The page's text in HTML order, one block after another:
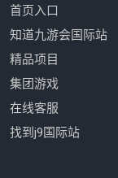
首页入口
知道九游会国际站
精品项目
集团游戏
在线客服
找到j9国际站